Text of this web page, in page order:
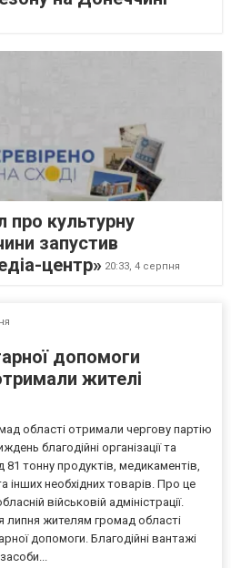
про культурну
запустив
центр» 20:33, 4 серпня
допомоги
жителі
області отримали чергову партію
благодійні організації та
тонну продуктів, медикаментів,
інших необхідних товарів. Про це
військовій адміністрації.
жителям громад області
допомоги. Благодійні вантажі